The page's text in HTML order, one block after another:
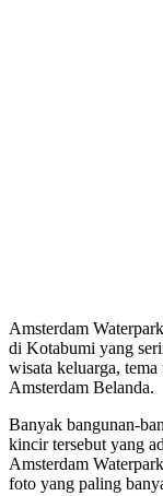
Amsterdam
di Kotabumi yang
wisata keluarga, tema
Amsterdam Belanda.
Banyak bangunan-
kincir tersebut yang
Amsterdam
foto yang paling